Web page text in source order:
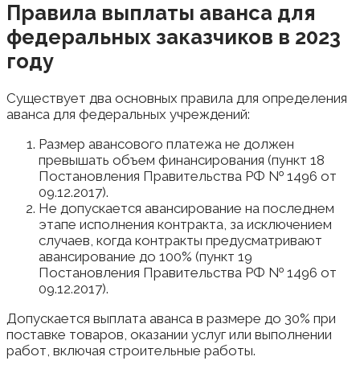
Правила выплаты аванса для
федеральных заказчиков в 2023
году
Существует два основных правила для определения
аванса для федеральных учреждений:
Размер авансового платежа не должен
превышать объем финансирования (пункт 18
Постановления Правительства РФ № 1496 от
09.12.2017).
Не допускается авансирование на последнем
этапе исполнения контракта, за исключением
случаев, когда контракты предусматривают
авансирование до 100% (пункт 19
Постановления Правительства РФ № 1496 от
09.12.2017).
Допускается выплата аванса в размере до 30% при
поставке товаров, оказании услуг или выполнении
работ, включая строительные работы.